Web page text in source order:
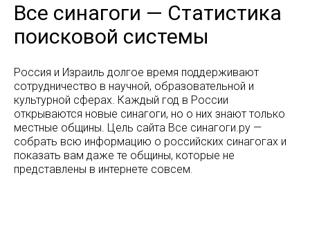
Все синагоги — Статистика
поисковой системы
Россия и Израиль долгое время поддерживают
сотрудничество в научной, образовательной и
культурной сферах. Каждый год в России
открываются новые синагоги, но о них знают только
местные общины. Цель сайта Все синагоги.ру —
собрать всю информацию о российских синагогах и
показать вам даже те общины, которые не
представлены в интернете совсем.